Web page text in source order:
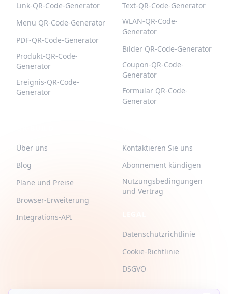
Link-QR-Code-Generator
Menü QR-Code-Generator
PDF-QR-Code-Generator
Produkt-QR-Code-
Generator
Ereignis-QR-Code-
Generator
Text-QR-Code-Generator
WLAN-QR-Code-
Generator
Bilder QR-Code-Generator
Coupon-QR-Code-
Generator
Formular QR-Code-
Generator
Über uns
Blog
Pläne und Preise
Browser-Erweiterung
Integrations-API
Kontaktieren Sie uns
Abonnement kündigen
Nutzungsbedingungen
und Vertrag
Datenschutzrichtlinie
Cookie-Richtlinie
DSGVO